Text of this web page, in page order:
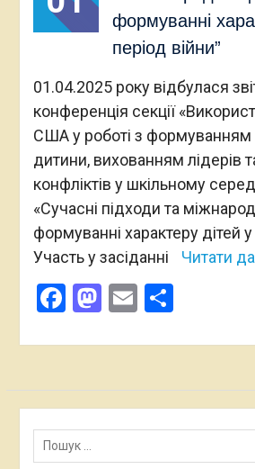
формуванні
період війни”
01.04.2025 року відбулася
конференція секції
США у роботі з формуванням
дитини, вихованням лідерів
конфліктів у шкільному
«Сучасні підходи та
формуванні характеру дітей у
Участь у засіданні
Читати
Facebook
Mastodon
Email
Пошук: